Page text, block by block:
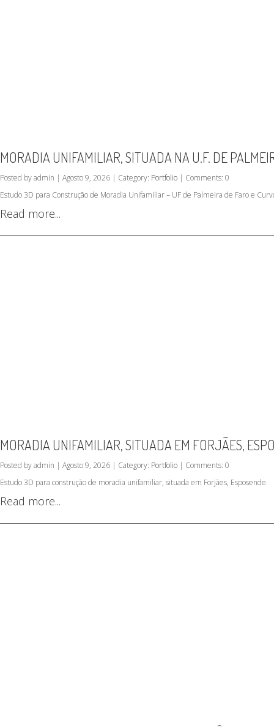
MORADIA UNIFAMILIAR, SITUADA NA U.F. DE
Posted by admin | Agosto 9, 2026 | Category: Portfolio | Comments: 0
Estudo 3D para Construção de Moradia Unifamiliar – UF de Palmeira de Faro e
Read more...
MORADIA UNIFAMILIAR, SITUADA EM FORJÃES,
Posted by admin | Agosto 9, 2026 | Category: Portfolio | Comments: 0
Estudo 3D para construção de moradia unifamiliar, situada em Forjães, Esposende.
Read more...